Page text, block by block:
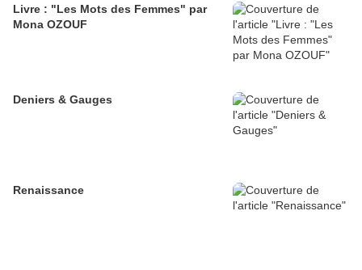
Livre : "Les Mots des Femmes" par
Mona OZOUF
Deniers & Gauges
Renaissance